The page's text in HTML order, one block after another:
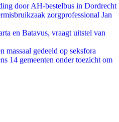
door AH-bestelbus in Dordrecht
zorgprofessional Jan
en Batavus, vraagt uitstel van
massaal gedeeld op seksfora
14 gemeenten onder toezicht om